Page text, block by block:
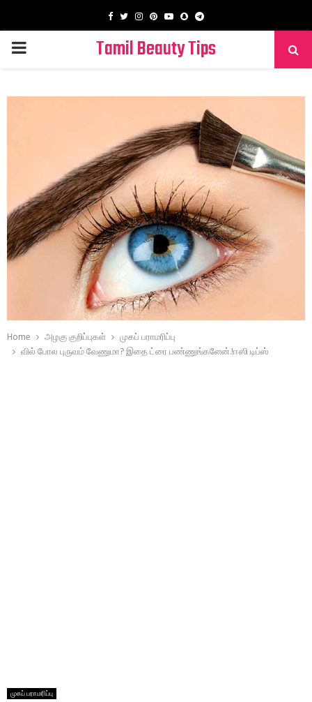
Facebook
TwitterInstagram
PinterestYoutube
SnapchatTelegram
PRIMARY
Tamil Beauty Tips
Home அழகு குறிப்புகள்
முகப் பராமரிப்பு
வில் போல புருவம் வேணுமா? இதை ட்ரை பண்ணுங்களேன்.!ஈஸி டிப்ஸ்
முகப் பராமரிப்பு